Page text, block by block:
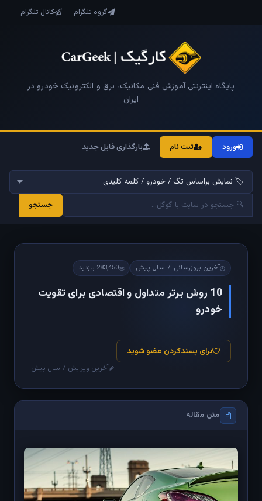
گروه تلگرام کانال تلگرام
پایگاه اینترنتی آموزش فنی مکانیک، برق و الکترونیک خودرو در
ایران
ورود ثبت نام بارگذاری فایل جدید
جستجو
آخرین بروزرسانی: 7 سال پیش 283,450 بازدید
10 روش برتر متداول و اقتصادی برای تقویت
خودرو
برای پسندکردن عضو شوید
آخرین ویرایش 7 سال پیش
متن مقاله